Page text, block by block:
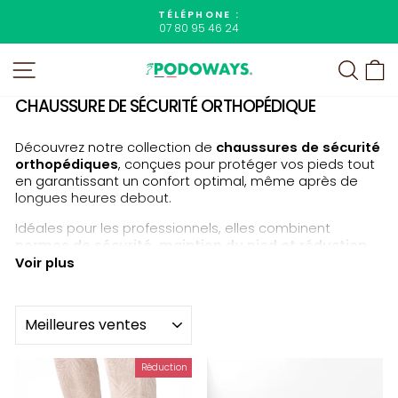
contenu
Diaporama
TÉLÉPHONE :
07 80 95 46 24
CHAUSSURE DE SÉCURITÉ ORTHOPÉDIQUE
Découvrez notre collection de chaussures de sécurité
orthopédiques, conçues pour protéger vos pieds tout
en garantissant un confort optimal, même après de
longues heures debout.
Idéales pour les professionnels, elles combinent
normes de sécurité, maintien du pied et réduction
des douleurs
POURQUOI CHOISIR UNE CHAUSSURE DE SÉCURITÉ
ORTHOPÉDIQUE ?
Voir plus
APPLIQUER
Réduction